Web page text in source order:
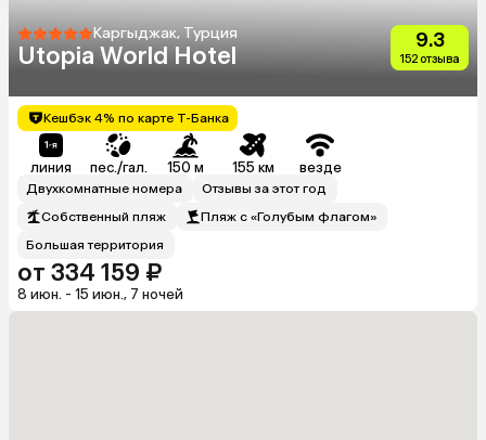
Каргыджак, Турция
Utopia World Hotel
9.3
152 отзыва
Кешбэк 4% по карте Т-Банка
линия пес./гал. 150 м 155 км везде
Двухкомнатные номера
Отзывы за этот год
Собственный пляж
Пляж с «Голубым флагом»
Большая территория
от 334 159 ₽
8 июн. - 15 июн., 7 ночей